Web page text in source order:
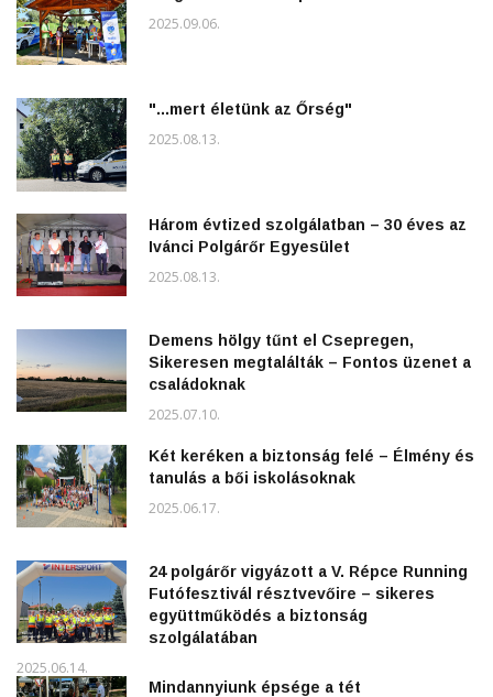
2025.09.06.
"...mert életünk az Őrség"
2025.08.13.
Három évtized szolgálatban – 30 éves az
Ivánci Polgárőr Egyesület
2025.08.13.
Demens hölgy tűnt el Csepregen,
Sikeresen megtalálták – Fontos üzenet a
családoknak
2025.07.10.
Két keréken a biztonság felé – Élmény és
tanulás a bői iskolásoknak
2025.06.17.
24 polgárőr vigyázott a V. Répce Running
Futófesztivál résztvevőire – sikeres
együttműködés a biztonság
szolgálatában
2025.06.14.
Mindannyiunk épsége a tét